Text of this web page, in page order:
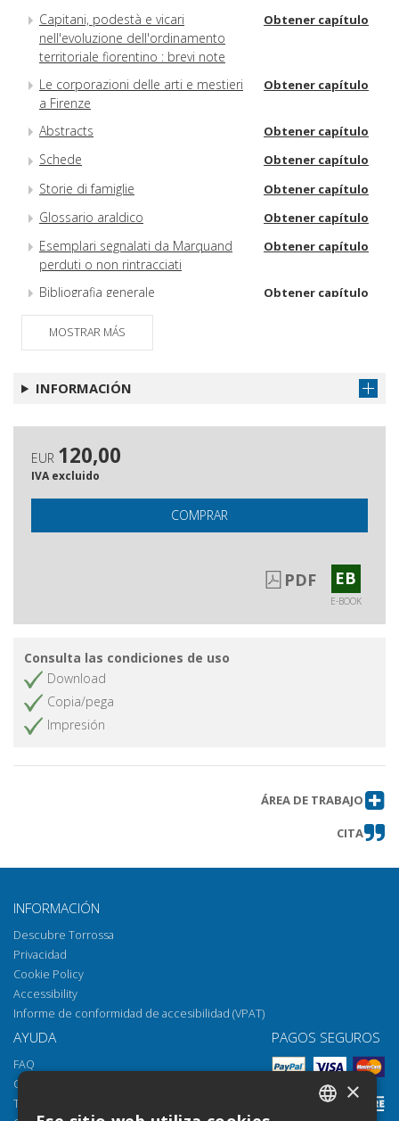
Capitani, podestà e vicari
nell'evoluzione dell'ordinamento
territoriale fiorentino : brevi note
Obtener capítulo
Le corporazioni delle arti e mestieri
a Firenze
Obtener capítulo
Abstracts Obtener capítulo
Schede Obtener capítulo
Storie di famiglie Obtener capítulo
Glossario araldico Obtener capítulo
Esemplari segnalati da Marquand
perduti o non rintracciati
Obtener capítulo
Bibliografia generale Obtener capítulo
Indice dei nomi
Referenze fotografiche
MOSTRAR MÁS
INFORMACIÓN
EUR 120,00
IVA excluido
COMPRAR
PDF EB
E-BOOK
Consulta las condiciones de uso
Download
Copia/pega
Impresión
ÁREA DE TRABAJO
CITA
INFORMACIÓN
Descubre Torrossa
Privacidad
Cookie Policy
Accessibility
Informe de conformidad de accesibilidad (VPAT)
AYUDA
FAQ
Cómo abrir los archivos
Torrossa Reader
PAGOS SEGUROS
×